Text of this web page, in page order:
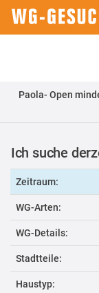
Paola- Open
Ich suche
Zeitraum:
WG-Arten:
WG-Details:
Stadtteile:
Haustyp: